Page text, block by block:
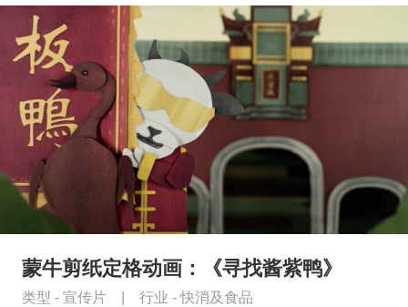
蒙牛剪纸定格动画：《寻找酱紫鸭》
类型 - 宣传片 行业 -快消及食品